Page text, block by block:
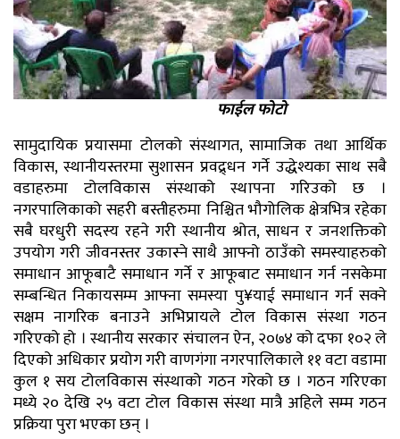
फाईल फोटो
सामुदायिक प्रयासमा टोलको संस्थागत, सामाजिक तथा आर्थिक
विकास, स्थानीयस्तरमा सुशासन प्रवद्र्धन गर्ने उद्धेश्यका साथ सबै
वडाहरुमा टोलविकास संस्थाको स्थापना गरिउको छ ।
नगरपालिकाको सहरी बस्तीहरुमा निश्चित भौगोलिक क्षेत्रभित्र रहेका
सबै घरधुरी सदस्य रहने गरी स्थानीय श्रोत, साधन र जनशक्तिको
उपयोग गरी जीवनस्तर उकास्ने साथै आफ्नो ठाउँको समस्याहरुको
समाधान आफूबाटै समाधान गर्ने र आफूबाट समाधान गर्न नसकेमा
सम्बन्धित निकायसम्म आफ्ना समस्या पु¥याई समाधान गर्न सक्ने
सक्षम नागरिक बनाउने अभिप्रायले टोल विकास संस्था गठन
गरिएको हो । स्थानीय सरकार संचालन ऐन, २०७४ को दफा १०२ ले
दिएको अधिकार प्रयोग गरी वाणगंगा नगरपालिकाले ११ वटा वडामा
कुल १ सय टोलविकास संस्थाको गठन गरेको छ । गठन गरिएका
मध्ये २० देखि २५ वटा टोल विकास संस्था मात्रै अहिले सम्म गठन
प्रक्रिया पुरा भएका छन् ।